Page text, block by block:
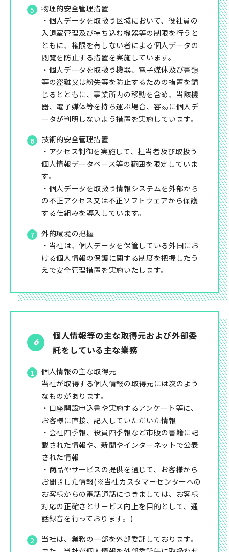
物理的安全管理措置
・個人データを取扱う区域において、役社員の
入退室管理及び持ち込む機器等の制限を行うと
ともに、権限を有しない者による個人データの
閲覧を防止する措置を実施しています。
・個人データを取扱う機器、電子媒体及び書類
等の盗難又は紛失等を防止するための措置を講
じるとともに、事業所内の移動を含め、当該機
器、電子媒体等を持ち運ぶ場合、容易に個人デ
ータが判明しないよう措置を実施しています。
技術的安全管理措置
・アクセス制御を実施して、担当者及び取扱う
個人情報データベース等の範囲を限定していま
す。
・個人データを取扱う情報システムを外部から
の不正アクセス又は不正ソフトウェアから保護
する仕組みを導入しています。
外的環境の把握
・当社は、個人データを保管している外国にお
ける個人情報の保護に関する制度を把握したう
えで安全管理措置を実施いたします。
個人情報等の主な取得元および外部委
託をしている主な業務
個人情報の主な取得元
当社が取得する個人情報の取得元には次のよう
なものがあります。
・口座開設申込書や実施するアンケート等に、
お客様に直接、記入していただいた情報
・会社四季報、役員四季報など市販の書籍に記
載された情報や、新聞やインターネットで公表
された情報
・商品やサービスの提供を通じて、お客様から
お聞きした情報(※当社カスタマーセンターへの
お客様からの電話通話につきましては、お客様
対応の正確さとサービス向上を目的として、通
話録音を行っております。)
当社は、業務の一部を外部委託しております。